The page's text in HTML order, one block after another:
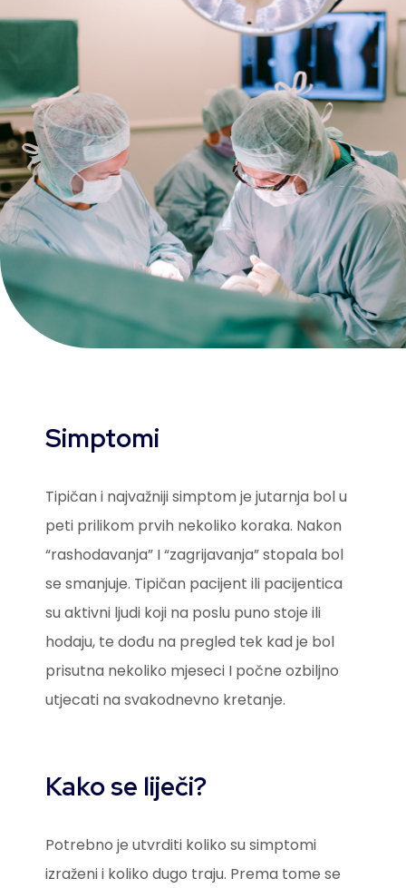
Simptomi
Tipičan i najvažniji simptom je jutarnja bol u
peti prilikom prvih nekoliko koraka. Nakon
“rashodavanja” I “zagrijavanja” stopala bol
se smanjuje. Tipičan pacijent ili pacijentica
su aktivni ljudi koji na poslu puno stoje ili
hodaju, te dođu na pregled tek kad je bol
prisutna nekoliko mjeseci I počne ozbiljno
utjecati na svakodnevno kretanje.
Kako se liječi?
Potrebno je utvrditi koliko su simptomi
izraženi i koliko dugo traju. Prema tome se